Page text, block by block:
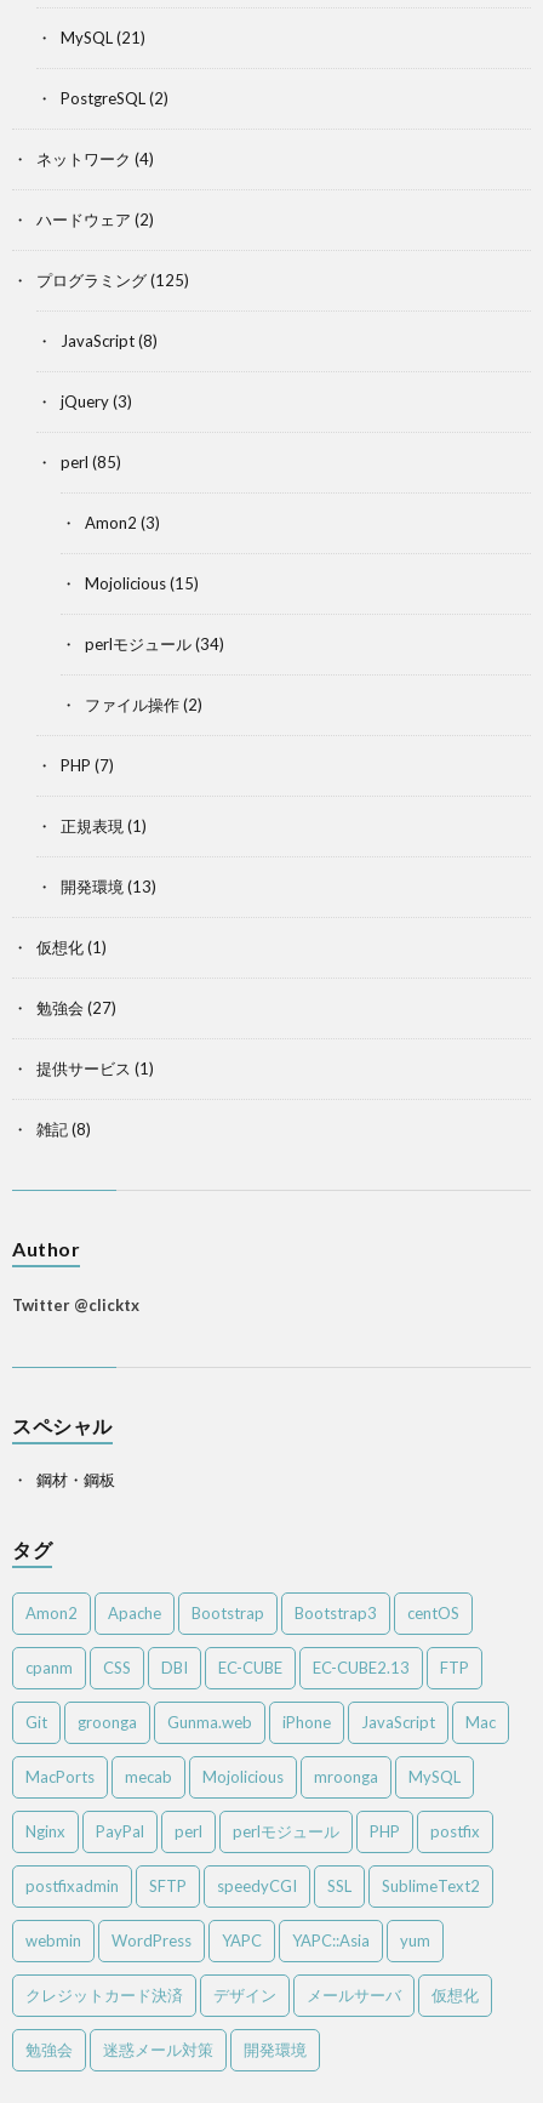
MySQL(21)
PostgreSQL(2)
ネットワーク (4)
ハードウェア (2)
プログラミング(125)
JavaScript(8)
jQuery(3)
perl (85)
Amon2 (3)
Mojolicious(15)
perlモジュール(34)
ファイル操作(2)
PHP (7)
正規表現 (1)
開発環境 (13)
仮想化(1)
勉強会 (27)
提供サービス (1)
雑記(8)
Author
Twitter @clicktx
スペシャル
鋼材・鋼板
タグ
Amon2 Apache Bootstrap Bootstrap3 centOS
cpanm CSS DBI EC-CUBE EC-CUBE2.13 FTP
Git groonga Gunma.web iPhone JavaScript Mac
MacPorts mecab Mojolicious mroonga MySQL
Nginx PayPal perl perlモジュール PHP postfix
postfixadmin SFTP speedyCGI SSL SublimeText2
webmin WordPress YAPC YAPC::Asia yum
クレジットカード決済 デザイン メールサーバ 仮想化
勉強会 迷惑メール対策 開発環境